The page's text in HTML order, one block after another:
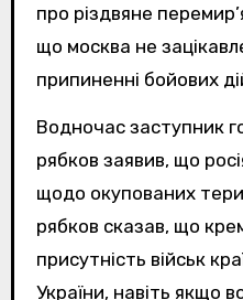
про різдвяне
що москва не
припиненні бойових
Водночас заступник
рябков заявив, що
щодо окупованих
рябков сказав, що
присутність військ
України, навіть якщо